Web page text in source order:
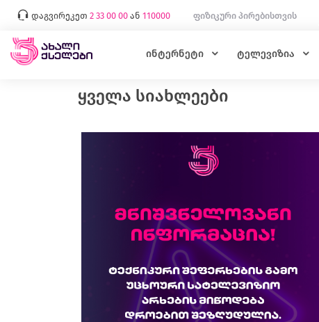
დაგვირეკეთ 2 33 00 00 ან 110000 ფიზიკური პირებისთვის
ინტერნეტი ტელევიზია
ყველა სიახლეები